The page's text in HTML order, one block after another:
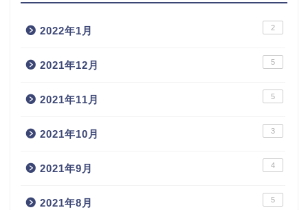
2022年1月 2
2021年12月 5
2021年11月 5
2021年10月 3
2021年9月 4
2021年8月 5